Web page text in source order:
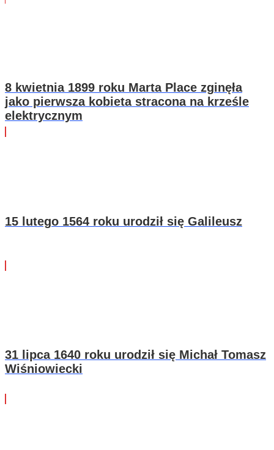
8 kwietnia 1899 roku Marta Place zginęła
jako pierwsza kobieta stracona na krześle
elektrycznym
15 lutego 1564 roku urodził się Galileusz
31 lipca 1640 roku urodził się Michał Tomasz
Wiśniowiecki